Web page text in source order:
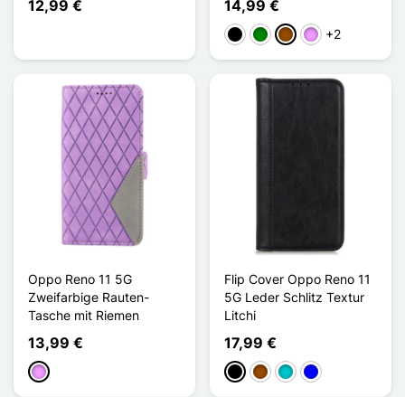
12,99 € 14,99 €
Schwarz
GrünBraunHellviolett
+2
Oppo Reno 11 5G
Zweifarbige Rauten-
Tasche mit Riemen
13,99 €
Hellviolett
Flip Cover Oppo Reno 11
5G Leder Schlitz Textur
Litchi
17,99 €
Schwarz
BraunTürkisBlau